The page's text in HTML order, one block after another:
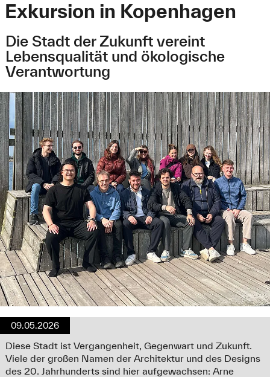
Exkursion in Kopenhagen
Die Stadt der Zukunft vereint
Lebensqualität und ökologische
Verantwortung
09.05.2026
Diese Stadt ist Vergangenheit, Gegenwart und Zukunft.
Viele der großen Namen der Architektur und des Designs
des 20. Jahrhunderts sind hier aufgewachsen: Arne